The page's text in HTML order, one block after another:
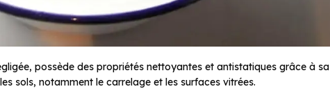
possède des propriétés nettoyantes et antistatiques grâce à sa
sols, notamment le carrelage et les surfaces vitrées.